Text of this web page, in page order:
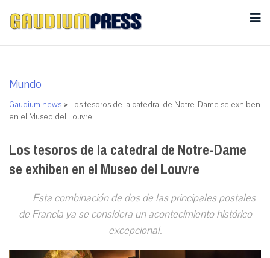
Mundo
Gaudium news > Los tesoros de la catedral de Notre-Dame se exhiben
en el Museo del Louvre
Los tesoros de la catedral de Notre-Dame
se exhiben en el Museo del Louvre
Esta combinación de dos de las principales postales
de Francia ya se considera un acontecimiento histórico
excepcional.